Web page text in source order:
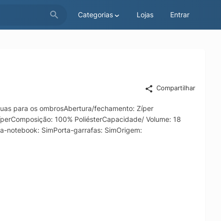
Categorias Lojas Entrar
Compartilhar
para os ombrosAbertura/fechamento: Zíper
100% PoliésterCapacidade/ Volume: 18
notebook: SimPorta-garrafas: SimOrigem: